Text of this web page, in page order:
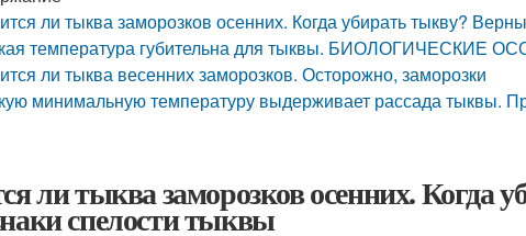
ли тыква заморозков осенних. Когда убирать тыкву?
температура губительна для тыквы. БИОЛОГИЧЕСКИЕ
ли тыква весенних заморозков. Осторожно, заморозки
минимальную температуру выдерживает рассада тыквы.
ли тыква заморозков осенних. Когда
спелости тыквы